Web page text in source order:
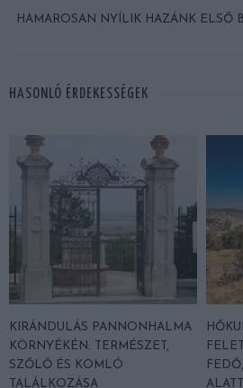
HAMAROSAN NYÍLIK HAZÁNK ELSŐ
HASONLÓ ÉRDEKESSÉGEK
KIRÁNDULÁS PANNONHALMA
KÖRNYÉKÉN: TERMÉSZET,
SZŐLŐ ÉS KOMLÓ
TALÁLKOZÁSA